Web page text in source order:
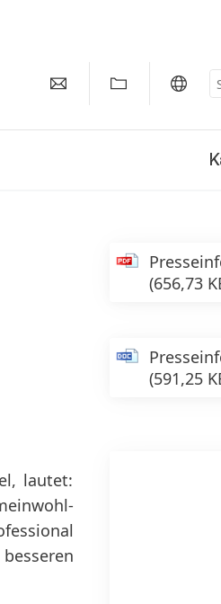
150 Jahre
150 Jahre
Fortschritt
gestalten. Bei
Wandel als
lautet:
(656,73
(591,25